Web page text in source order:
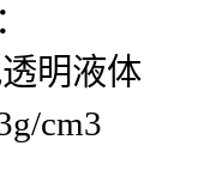
明液体
cm3